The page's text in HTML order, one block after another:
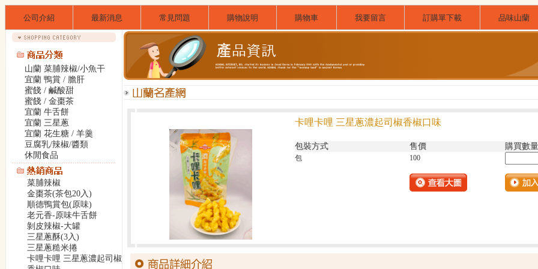
公司介紹 最新消息 常見問題 購物說明 購物車 我要留言 訂購單下載 品味山蘭
山蘭 菜脯辣椒/小魚干
宜蘭 鴨賞 / 膽肝
蜜餞 / 鹹酸甜
蜜餞 / 金棗茶
宜蘭 牛舌餅
宜蘭 三星蔥
宜蘭 花生糖 / 羊羹
豆腐乳/辣椒/醬類
休閒食品
菜脯辣椒
金棗茶(茶包20入)
順德鴨賞包(原味)
老元香-原味牛舌餅
剝皮辣椒-大罐
三星蔥酥(3入)
三星蔥糙米捲
卡哩卡哩 三星蔥濃起司椒
卡哩卡哩 三星蔥濃起司椒香椒口味
包裝方式 售價 購買數量
包 100